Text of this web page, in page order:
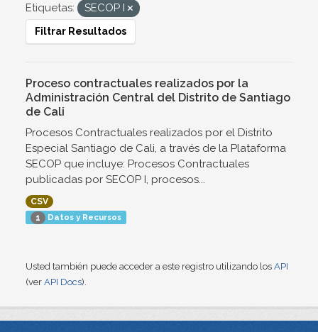
Etiquetas: SECOP I
Filtrar Resultados
Proceso contractuales realizados por la
Administración Central del Distrito de Santiago
de Cali
Procesos Contractuales realizados por el Distrito
Especial Santiago de Cali, a través de la Plataforma
SECOP que incluye: Procesos Contractuales
publicadas por SECOP I, procesos...
CSV
1 Datos y Recursos
Usted también puede acceder a este registro utilizando los API
(ver API Docs).